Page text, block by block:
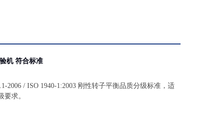
机 符合标准
/ ISO 1940-1:2003 刚性转子平衡品质分级标准，适
求。